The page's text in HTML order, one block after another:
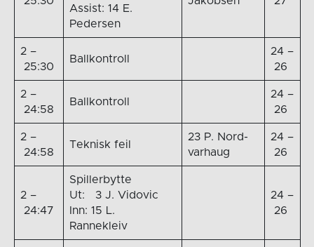
Assist: 14 E.
Pedersen
2 –
25:30
Ballkontroll
24 –
26
2 –
24:58
Ballkontroll
24 –
26
2 –
24:58
Teknisk feil
23 P. Nord-
varhaug
24 –
26
2 –
24:47
Spillerbytte
Ut: 3 J. Vidovic
Inn: 15 L.
Rannekleiv
24 –
26